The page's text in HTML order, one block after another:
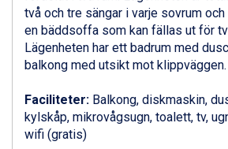
Canazei från 7.195 kr.
Livigno från 5.595 kr.
Ponte di Legno från 7.395 kr.
Sauze dOulx från 6.145 kr.
Bad Gastein från 6.295 kr.
Arabba från 11.045 kr.
La Thuile från 7.045 kr.
två och tre sängar i varje sovrum
en bäddsoffa som kan fällas ut för
Lägenheten har ett badrum med
balkong med utsikt mot klippväggen.
Faciliteter: Balkong, diskmaskin,
kylskåp, mikrovågsugn, toalett, tv,
wifi (gratis)